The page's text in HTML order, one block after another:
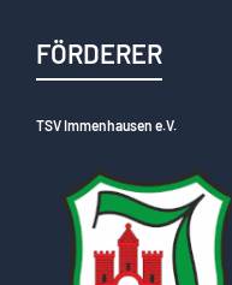
FÖRDERER
TSV Immenhausen e.V.